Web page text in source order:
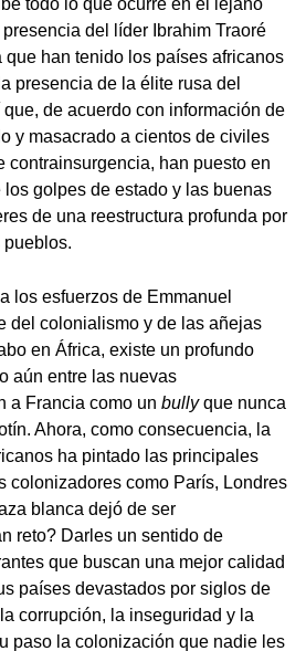
todo lo que ocurre en el lejano
del líder Ibrahim Traoré
han tenido los países africanos
presencia de la élite rusa del
de acuerdo con información de
y masacrado a cientos de civiles
contrainsurgencia, han puesto en
golpes de estado y las buenas
de una reestructura profunda por
pueblos.
los esfuerzos de Emmanuel
del colonialismo y de las añejas
en África, existe un profundo
aún entre las nuevas
a Francia como un bullyque nunca
Ahora, como consecuencia, la
ha pintado las principales
colonizadores como París, Londres
blanca dejó de ser
reto? Darles un sentido de
que buscan una mejor calidad
países devastados por siglos de
corrupción, la inseguridad y la
paso la colonización que nadie les